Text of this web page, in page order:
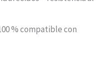
% compatible con